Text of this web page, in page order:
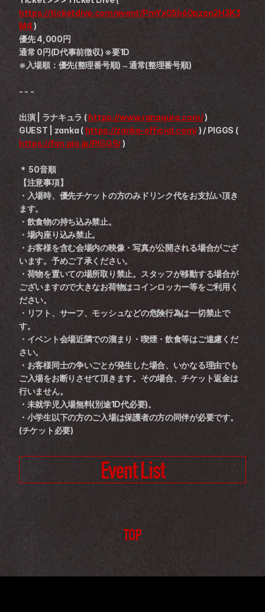
https://ticketdive.com/event/PmYx05h60pzpn2H3K3
M4 )
優先 4,000円
通常 0円(D代事前徴収) ※要1D
※入場順：優先(整理番号順)→通常(整理番号順)
- - -
出演 | ラナキュラ ( https://www.ranaqura.com/ )
GUEST | zanka ( https://zanka-official.com/
) / PIGGS (
https://fan.pia.jp/PIGGS/ )
＊ 50音順
【注意事項】
・入場時、優先チケットの方のみドリンク代をお支払い頂き
ます。
・飲食物の持ち込み禁止。
・場内座り込み禁止。
・お客様を含む会場内の映像・写真が公開される場合がござ
います。予めご了承ください。
・荷物を置いての場所取り禁止。スタッフが移動する場合が
ございますので大きなお荷物はコインロッカー等をご利用く
ださい。
・リフト、サーフ、モッシュなどの危険行為は一切禁止で
す。
・イベント会場近隣での溜まり・喫煙・飲食等はご遠慮くだ
さい。
・お客様同士の争いごとが発生した場合、いかなる理由でも
ご入場をお断りさせて頂きます。その場合、チケット返金は
行いません。
・未就学児入場無料(別途1D代必要)。
・小学生以下の方のご入場は保護者の方の同伴が必要です。
(チケット必要)
Event List
TOP